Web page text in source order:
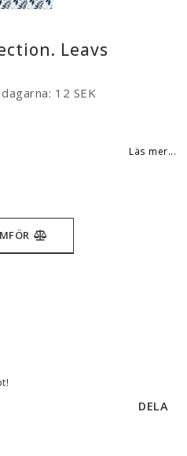
Leavs
12 SEK
Läs mer...
DELA